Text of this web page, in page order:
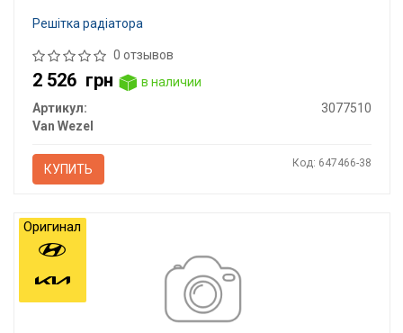
Решітка радіатора
0 отзывов
2 526 грн
в наличии
Артикул:
3077510
Van Wezel
КУПИТЬ Код: 647466-38
Оригинал